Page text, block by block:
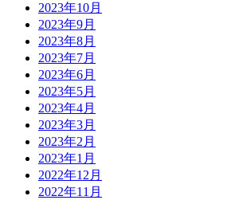
2023年10月
2023年9月
2023年8月
2023年7月
2023年6月
2023年5月
2023年4月
2023年3月
2023年2月
2023年1月
2022年12月
2022年11月